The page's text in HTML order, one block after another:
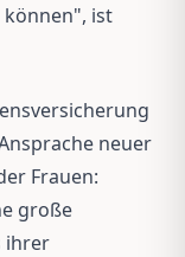
ist
neuer
Frauen:
große
ihrer